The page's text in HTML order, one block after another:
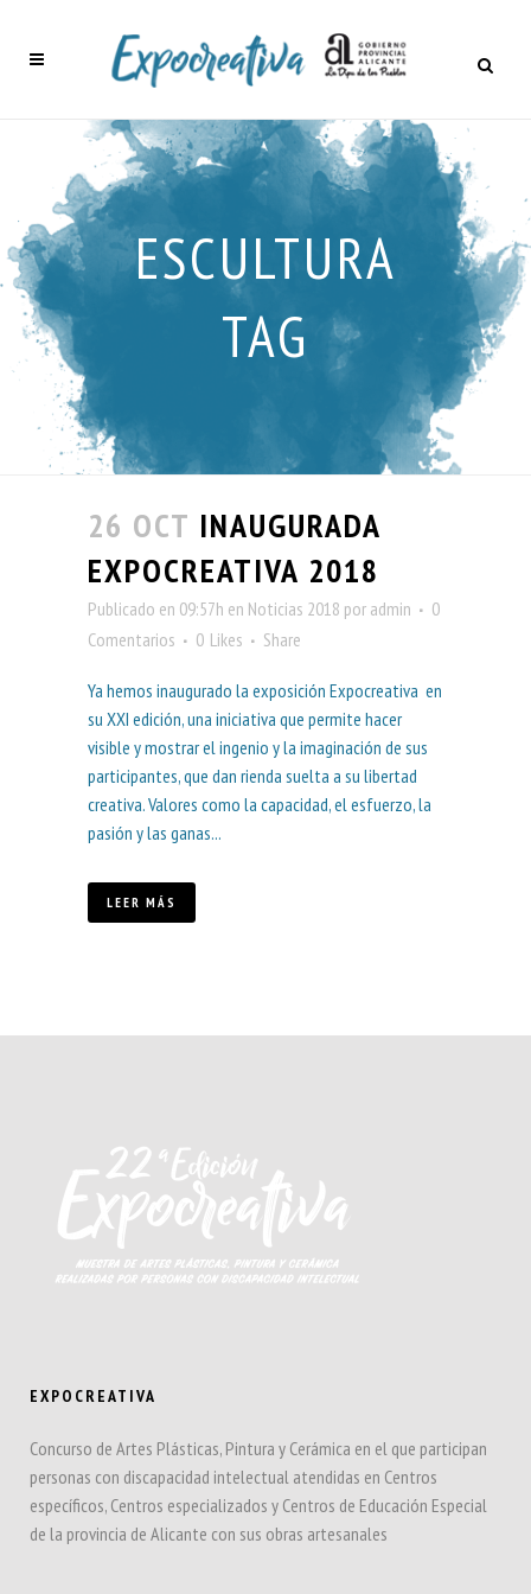
ESCULTURA
TAG
26 OCT INAUGURADA
EXPOCREATIVA 2018
Publicado en 09:57h en Noticias 2018 por admin
0
Comentarios
0 Likes Share
Ya hemos inaugurado la exposición Expocreativa en
su XXI edición, una iniciativa que permite hacer
visible y mostrar el ingenio y la imaginación de sus
participantes, que dan rienda suelta a su libertad
creativa. Valores como la capacidad, el esfuerzo, la
pasión y las ganas...
LEER MÁS
EXPOCREATIVA
Concurso de Artes Plásticas, Pintura y Cerámica en el que participan
personas con discapacidad intelectual atendidas en Centros
específicos, Centros especializados y Centros de Educación Especial
de la provincia de Alicante con sus obras artesanales